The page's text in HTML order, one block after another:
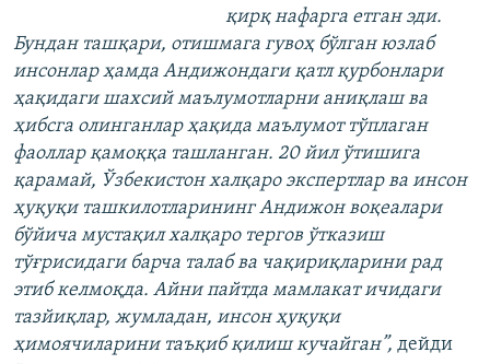
қирқ нафарга етган эди.
Бундан ташқари, отишмага гувоҳ бўлган юзлаб
инсонлар ҳамда Андижондаги қатл қурбонлари
ҳақидаги шахсий маълумотларни аниқлаш ва
ҳибсга олинганлар ҳақида маълумот тўплаган
фаоллар қамоққа ташланган. 20 йил ўтишига
қарамай, Ўзбекистон халқаро экспертлар ва инсон
ҳуқуқи ташкилотларининг Андижон воқеалари
бўйича мустақил халқаро тергов ўтказиш
тўғрисидаги барча талаб ва чақириқларини рад
этиб келмоқда. Айни пайтда мамлакат ичидаги
тазйиқлар, жумладан, инсон ҳуқуқи
ҳимоячиларини таъқиб қилиш кучайган”, дейди